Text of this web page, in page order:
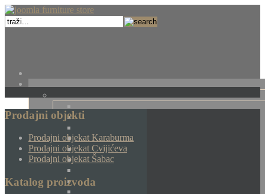
Prodajni objekti
Prodajni objekat Karaburma
Prodajni objekat Cvijićeva
Prodajni objekat Šabac
Katalog proizvoda